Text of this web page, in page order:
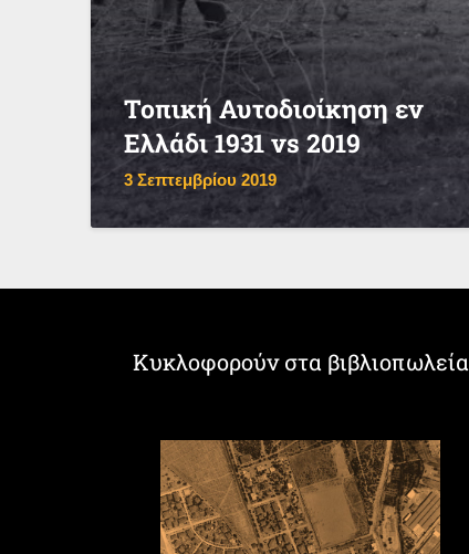
Τοπική Αυτοδιοίκηση εν
Ελλάδι 1931 vs 2019
3 Σεπτεμβρίου 2019
Κυκλοφορούν στα βιβλιοπωλεία